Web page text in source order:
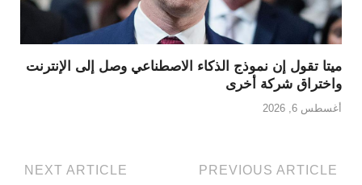
ميتا تقول إن نموذج الذكاء الاصطناعي وصل إلى الإنترنت
واختراق شركة أخرى
أغسطس 6, 2026
PREVIOUS ARTICLE
NEXT ARTICLE